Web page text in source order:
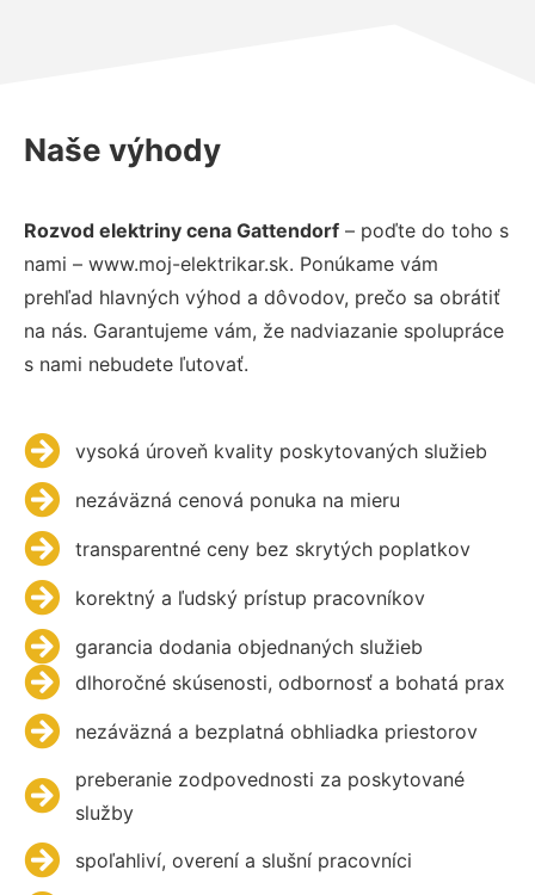
Naše výhody
Rozvod elektriny cena Gattendorf – poďte do toho s
nami – www.moj-elektrikar.sk. Ponúkame vám
prehľad hlavných výhod a dôvodov, prečo sa obrátiť
na nás. Garantujeme vám, že nadviazanie spolupráce
s nami nebudete ľutovať.
vysoká úroveň kvality poskytovaných služieb
nezáväzná cenová ponuka na mieru
transparentné ceny bez skrytých poplatkov
korektný a ľudský prístup pracovníkov
garancia dodania objednaných služieb
dlhoročné skúsenosti, odbornosť a bohatá prax
nezáväzná a bezplatná obhliadka priestorov
preberanie zodpovednosti za poskytované
služby
spoľahliví, overení a slušní pracovníci